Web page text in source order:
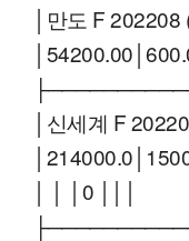
│만도 F
│신세계 F
│ │ │0 │││